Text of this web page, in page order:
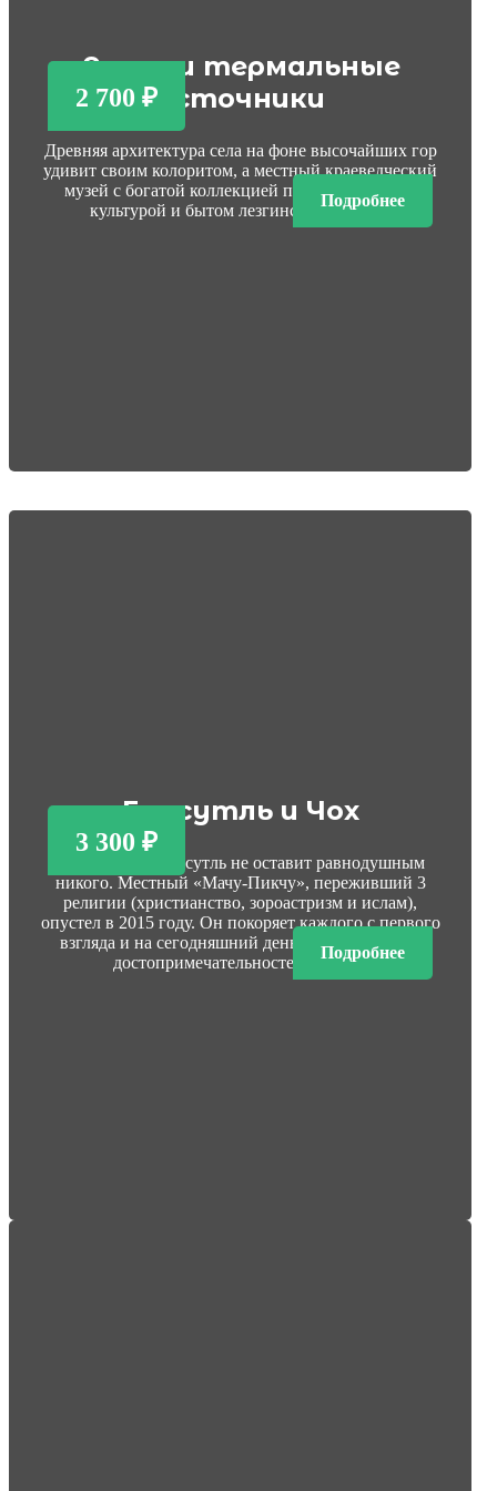
2 700 ₽
Ахты и термальные
источники
Древняя архитектура села на фоне высочайших гор
удивит своим колоритом, а местный краеведческий
музей с богатой коллекцией познакомит Вас с
культурой и бытом лезгинского народа.
Подробнее
3 300 ₽
Гамсутль и Чох
Аул-призрак Гамсутль не оставит равнодушным
никого. Местный «Мачу-Пикчу», переживший 3
религии (христианство, зороастризм и ислам),
опустел в 2015 году. Он покоряет каждого с первого
взгляда и на сегодняшний день входит в топ-10
достопримечательностей России.
Подробнее